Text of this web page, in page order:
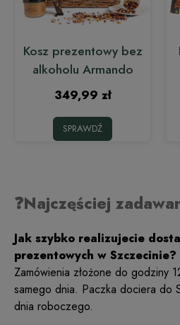
Kosz prezentowy bez
alkoholu Armando
349,99 zł
SPRAWDŹ
❓Najczęściej
Jak szybko realizujecie
prezentowych w Szczecinie?
Zamówienia złożone do godziny
samego dnia. Paczka dociera do
dnia roboczego.